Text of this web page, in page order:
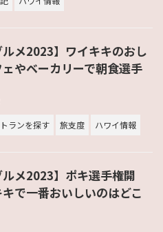
ルメ2023】ワイキキのおし
やベーカリーで朝食選手
ランを探す 旅支度 ハワイ情報
ルメ2023】ポキ選手権開
で一番おいしいのはどこ